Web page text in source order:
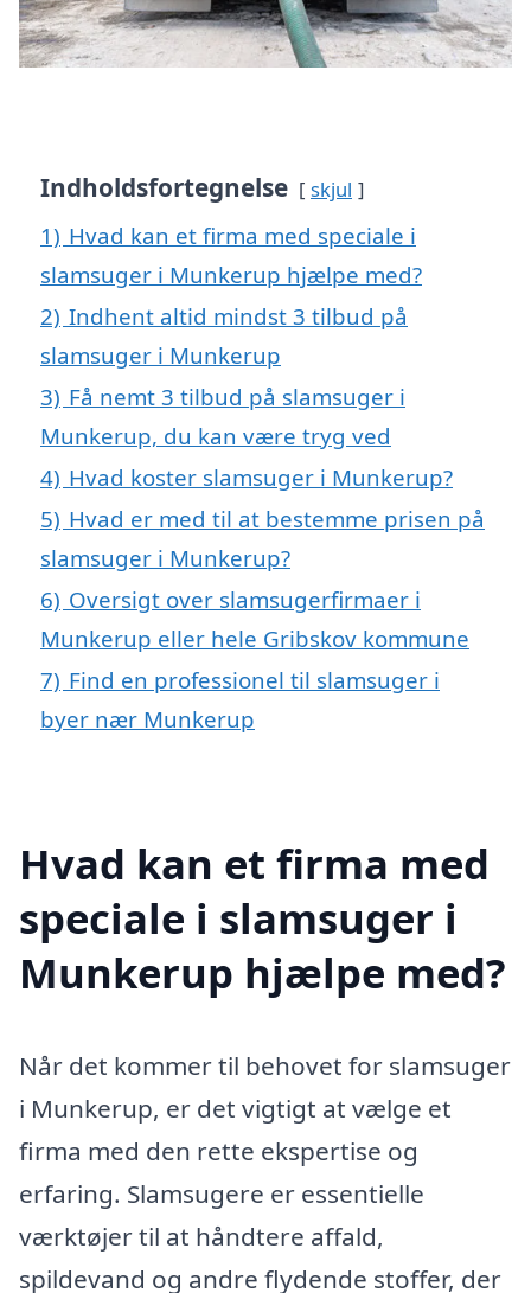
Indholdsfortegnelse skjul
1) Hvad kan et firma med speciale i
slamsuger i Munkerup hjælpe med?
2) Indhent altid mindst 3 tilbud på
slamsuger i Munkerup
3) Få nemt 3 tilbud på slamsuger i
Munkerup, du kan være tryg ved
4) Hvad koster slamsuger i Munkerup?
5) Hvad er med til at bestemme prisen på
slamsuger i Munkerup?
6) Oversigt over slamsugerfirmaer i
Munkerup eller hele Gribskov kommune
7) Find en professionel til slamsuger i
byer nær Munkerup
Hvad kan et firma med
speciale i slamsuger i
Munkerup hjælpe med?
Når det kommer til behovet for slamsuger
i Munkerup, er det vigtigt at vælge et
firma med den rette ekspertise og
erfaring. Slamsugere er essentielle
værktøjer til at håndtere affald,
spildevand og andre flydende stoffer, der